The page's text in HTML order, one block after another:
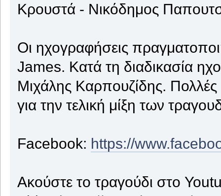
Κρουστά - Νικόδημος
Οι ηχογραφήσεις
James. Κατά τη διαδικασία
Μιχάλης Καρπουζίδης.
για την τελική μίξη των
Facebook: https://
Ακούστε το τραγούδι στο